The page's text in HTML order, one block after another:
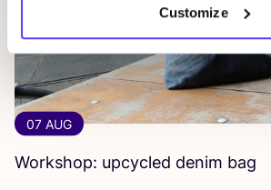
Customize
07 AUG
Workshop: upcycled denim bag